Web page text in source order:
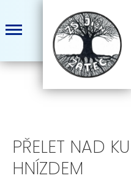
PŘELET NAD
HNÍZDEM